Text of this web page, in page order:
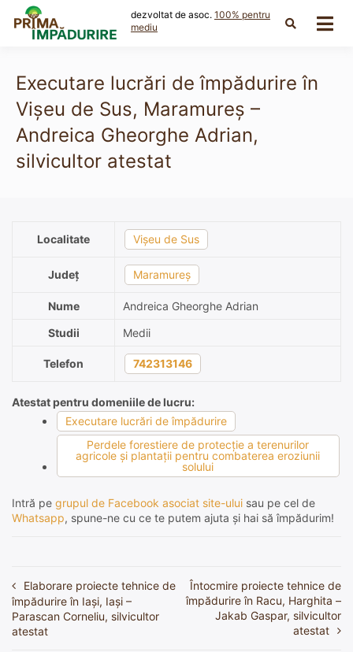
content
dezvoltat de asoc. 100% pentru
mediu
Executare lucrări de împădurire în
Vișeu de Sus, Maramureș –
Andreica Gheorghe Adrian,
silvicultor atestat
Localitate Vișeu de Sus
Județ Maramureș
Nume
Andreica Gheorghe Adrian
Studii
Medii
Telefon 742313146
Atestat pentru domeniile de lucru:
Executare lucrări de împădurire
Perdele forestiere de protecţie a terenurilor
agricole şi plantaţii pentru combaterea eroziunii
solului
Intră pe grupul de Facebook asociat site-ului sau pe cel de
Whatsapp, spune-ne cu ce te putem ajuta și hai să împădurim!
Navigare
în
articole
Elaborare proiecte tehnice de
împădurire în Iași, Iași –
Parascan Corneliu, silvicultor
atestat
Întocmire proiecte tehnice de
împădurire în Racu, Harghita –
Jakab Gaspar, silvicultor
atestat